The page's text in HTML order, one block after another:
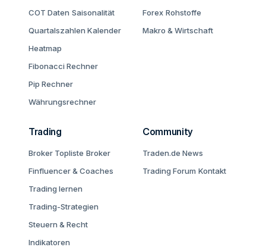
COT Daten Saisonalität
Quartalszahlen Kalender
Heatmap
Fibonacci Rechner
Pip Rechner
Währungsrechner
Forex Rohstoffe
Makro & Wirtschaft
Trading
Broker Topliste Broker
Finfluencer & Coaches
Trading lernen
Trading-Strategien
Steuern & Recht
Indikatoren
Community
Traden.de News
Trading Forum Kontakt